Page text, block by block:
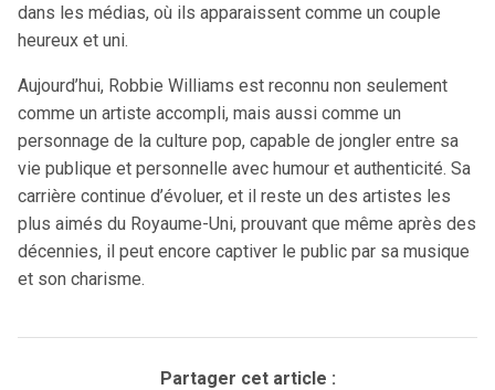
dans les médias, où ils apparaissent comme un couple
heureux et uni​.
Aujourd’hui, Robbie Williams est reconnu non seulement
comme un artiste accompli, mais aussi comme un
personnage de la culture pop, capable de jongler entre sa
vie publique et personnelle avec humour et authenticité. Sa
carrière continue d’évoluer, et il reste un des artistes les
plus aimés du Royaume-Uni, prouvant que même après des
décennies, il peut encore captiver le public par sa musique
et son charisme.
Partager cet article :